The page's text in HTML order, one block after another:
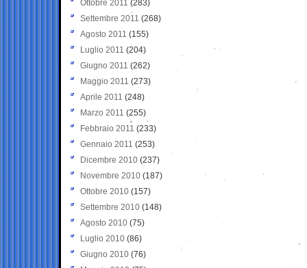
Ottobre 2011 (283)
Settembre 2011 (268)
Agosto 2011 (155)
Luglio 2011 (204)
Giugno 2011 (262)
Maggio 2011 (273)
Aprile 2011 (248)
Marzo 2011 (255)
Febbraio 2011 (233)
Gennaio 2011 (253)
Dicembre 2010 (237)
Novembre 2010 (187)
Ottobre 2010 (157)
Settembre 2010 (148)
Agosto 2010 (75)
Luglio 2010 (86)
Giugno 2010 (76)